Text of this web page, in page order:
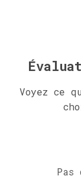
Voyez ce